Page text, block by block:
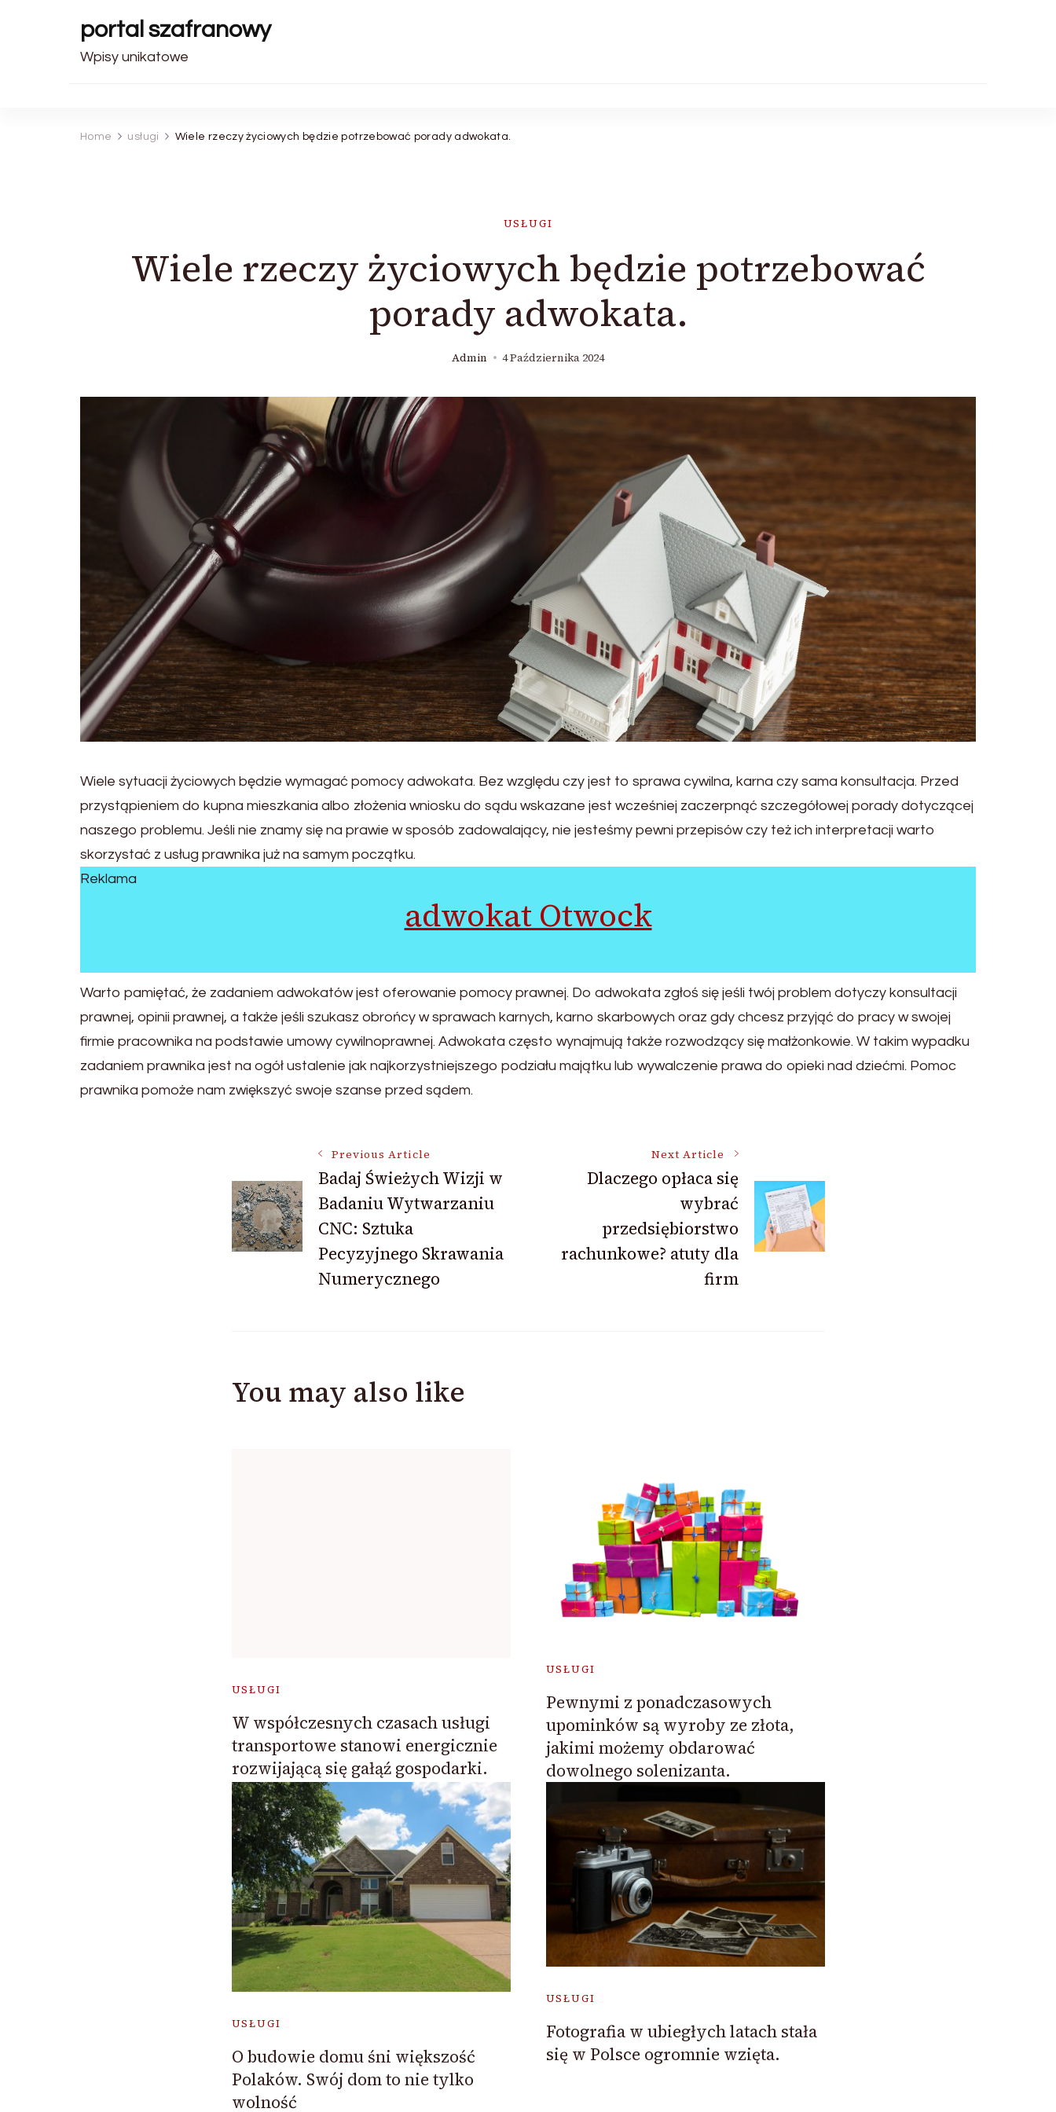
portal szafranowy
Wpisy unikatowe
Home usługi Wiele rzeczy życiowych będzie potrzebować porady adwokata.
USŁUGI
Wiele rzeczy życiowych będzie potrzebować
porady adwokata.
Admin 4 Października 2024
Wiele sytuacji życiowych będzie wymagać pomocy adwokata. Bez względu czy jest to sprawa cywilna, karna czy sama konsultacja. Przed
przystąpieniem do kupna mieszkania albo złożenia wniosku do sądu wskazane jest wcześniej zaczerpnąć szczegółowej porady dotyczącej
naszego problemu. Jeśli nie znamy się na prawie w sposób zadowalający, nie jesteśmy pewni przepisów czy też ich interpretacji warto
skorzystać z usług prawnika już na samym początku.
Reklama
adwokat Otwock
Warto pamiętać, że zadaniem adwokatów jest oferowanie pomocy prawnej. Do adwokata zgłoś się jeśli twój problem dotyczy konsultacji
prawnej, opinii prawnej, a także jeśli szukasz obrońcy w sprawach karnych, karno skarbowych oraz gdy chcesz przyjąć do pracy w swojej
firmie pracownika na podstawie umowy cywilnoprawnej. Adwokata często wynajmują także rozwodzący się małżonkowie. W takim wypadku
zadaniem prawnika jest na ogół ustalenie jak najkorzystniejszego podziału majątku lub wywalczenie prawa do opieki nad dziećmi. Pomoc
prawnika pomoże nam zwiększyć swoje szanse przed sądem.
Navigation
Previous Article
Badaj Świeżych Wizji w
Badaniu Wytwarzaniu
CNC: Sztuka
Pecyzyjnego Skrawania
Numerycznego
Next Article
Dlaczego opłaca się
wybrać
przedsiębiorstwo
rachunkowe? atuty dla
firm
You may also like
USŁUGI
W współczesnych czasach usługi
transportowe stanowi energicznie
rozwijającą się gałąź gospodarki.
USŁUGI
Pewnymi z ponadczasowych
upominków są wyroby ze złota,
jakimi możemy obdarować
dowolnego solenizanta.
USŁUGI
O budowie domu śni większość
Polaków. Swój dom to nie tylko
wolność
USŁUGI
Fotografia w ubiegłych latach stała
się w Polsce ogromnie wzięta.